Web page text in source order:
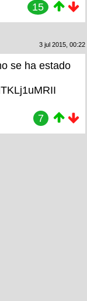
15
3 jul 2015, 00:22
se ha estado
7